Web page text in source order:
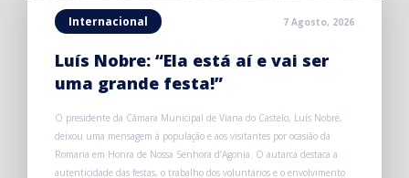
Internacional 7 Agosto, 2026
Luís Nobre: “Ela está aí e vai ser
uma grande festa!”
O presidente da Câmara Municipal de Viana do Castelo, Luís Nobre,
deixou uma mensagem à população e aos visitantes por ocasião da
Romaria em Honra de Nossa Senhora d’Agonia. O autarca destaca a
autenticidade das festas, o trabalho dos voluntários e o envolvimento